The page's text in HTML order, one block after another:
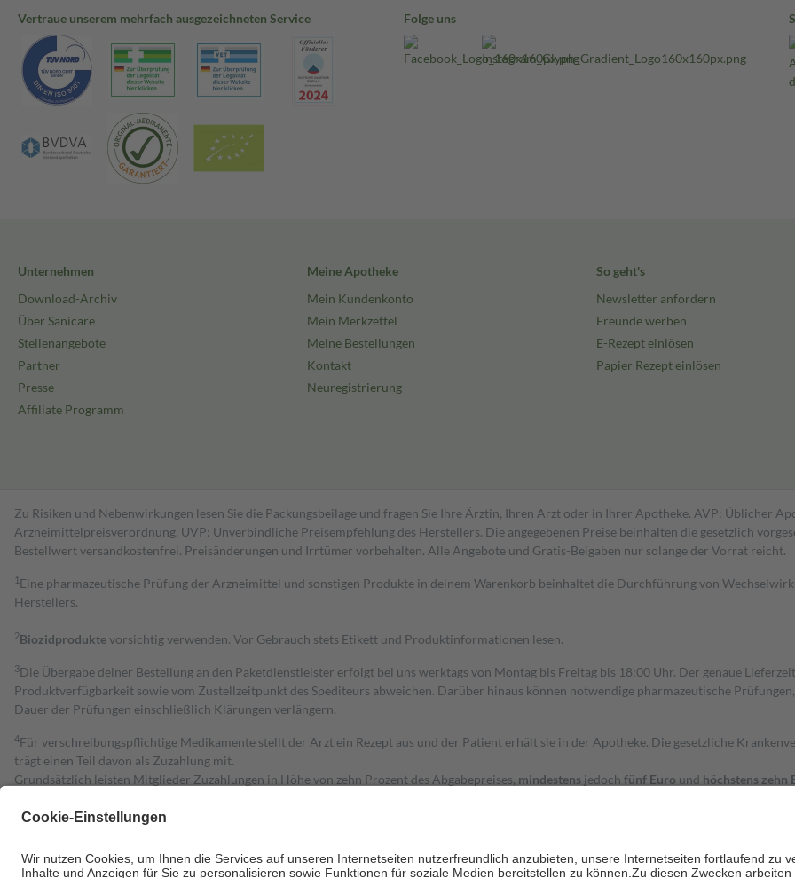
Vertraue unserem mehrfach ausgezeichneten Service Folge uns
Unternehmen
Download-Archiv
Über Sanicare
Stellenangebote
Partner
Presse
Affiliate Programm
Meine Apotheke
Mein Kundenkonto
Mein Merkzettel
Meine Bestellungen
Kontakt
Neuregistrierung
So geht's
Newsletter anfordern
Freunde werben
E-Rezept einlösen
Papier Rezept einlösen
Zu Risiken und Nebenwirkungen lesen Sie die Packungsbeilage und fragen Sie Ihre Ärztin, Ihren Arzt oder in Ihrer Apotheke. AVP: Üblicher
Arzneimittelpreisverordnung. UVP: Unverbindliche Preisempfehlung des Herstellers. Die angegebenen Preise beinhalten die gesetzlich
Bestell­wert versand­kosten­frei. Preisänderungen und Irrtümer vorbehalten. Alle Angebote und Gratis-Beigaben nur solange der Vorrat reicht.
1 Eine pharmazeutische Prüfung der Arzneimittel und sonstigen Produkte in deinem Warenkorb beinhaltet die Durchführung von
Herstellers.
2Biozidproduktevorsichtig verwenden. Vor Gebrauch stets Etikett und Produktinformationen lesen.
3Die Übergabe deiner Bestellung an den Paketdienstleister erfolgt bei uns werktags von Montag bis Freitag bis 18:00 Uhr. Der genaue
Produktverfügbarkeit sowie vom Zustellzeitpunkt des Spediteurs abweichen. Darüber hinaus können notwendige pharmazeutische
Dauer der Prüfungen einschließlich Klärungen verlängern.
4Für verschreibungspflichtige Medikamente stellt der Arzt ein Rezept aus und der Patient erhält sie in der Apotheke. Die gesetzliche
trägt einen Teil davon als Zuzahlung mit.
Grundsätzlich leisten Mitglieder Zuzahlungen in Höhe von zehn Prozent des Abgabepreises, mindestens jedoch fünf Euro und höchstens zehn
Diese Regeln gelten grundsätzlich auch für Online-Apotheken.
Um das Engagement der Versicherten für ihre eigene Gesundheit zu stärken und die besondere Stellung der Familie zu unterstützen, fallen
• Kindern und Jugendlichen bis zum vollendeten 18. Lebensjahr mit Ausnahme der Fahrkosten